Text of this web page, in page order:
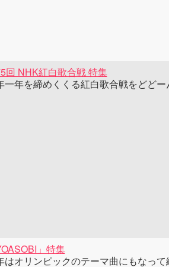
回 NHK紅白歌合戦 特集
一年を締めくくる紅白歌合戦をどど
」特集
はオリンピックのテーマ曲にもなっ